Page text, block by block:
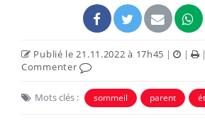
Publié le 21.11.2022 à 17h45 | |
Commenter
Mots clés : sommeil parent